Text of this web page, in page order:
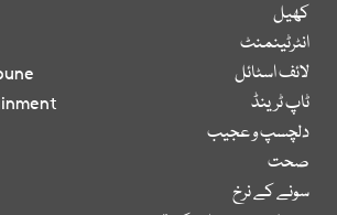
کھیل
انٹرٹینمنٹ
لائف اسٹائل
ٹاپ ٹرینڈ
دلچسپ و عجیب
صحت
سونے کے نرخ